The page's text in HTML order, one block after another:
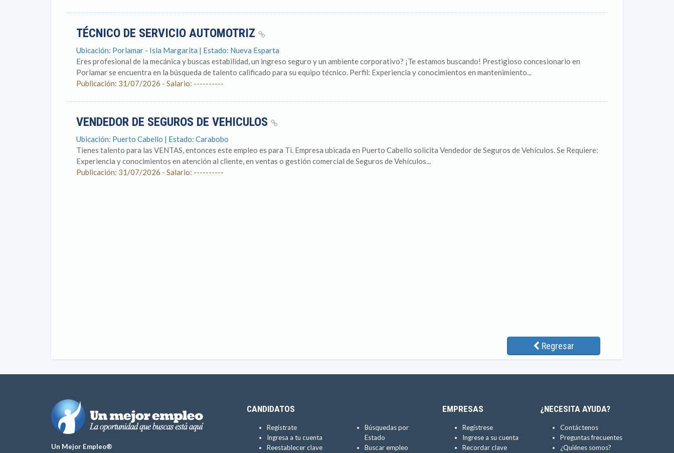
TÉCNICO DE SERVICIO AUTOMOTRIZ
Ubicación: Porlamar - Isla Margarita | Estado: Nueva Esparta
Eres profesional de la mecánica y buscas estabilidad, un ingreso seguro y un ambiente corporativo? ¡Te estamos buscando! Prestigioso concesionario en
Porlamar se encuentra en la búsqueda de talento calificado para su equipo técnico. Perfil: Experiencia y conocimientos en mantenimiento...
Publicación: 31/07/2026 - Salario: ----------
VENDEDOR DE SEGUROS DE VEHICULOS
Ubicación: Puerto Cabello | Estado: Carabobo
Tienes talento para las VENTAS, entonces este empleo es para Ti. Empresa ubicada en Puerto Cabello solicita Vendedor de Seguros de Vehículos. Se Requiere:
Experiencia y conocimientos en atención al cliente, en ventas o gestión comercial de Seguros de Vehículos...
Publicación: 31/07/2026 - Salario: ----------
Regresar
Un Mejor Empleo®
CANDIDATOS
Regístrate
Ingresa a tu cuenta
Reestablecer clave
Búsquedas por
Estado
Buscar empleo
EMPRESAS
Regístrese
Ingrese a su cuenta
Recordar clave
¿NECESITA AYUDA?
Contáctenos
Preguntas frecuentes
¿Quiénes somos?